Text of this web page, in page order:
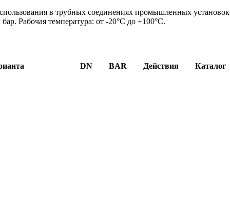
в трубных соединениях промышленных
Рабочая температура: от -20°C до +100°C.
DN BAR Действия Каталог